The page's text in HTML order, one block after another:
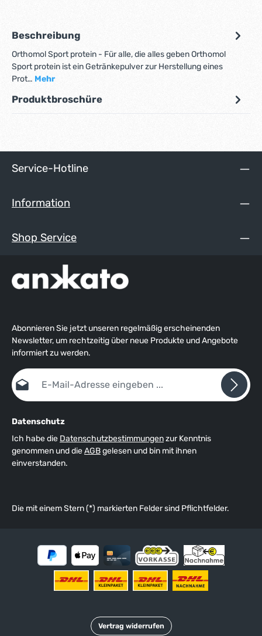
Beschreibung
Orthomol Sport protein - Für alle, die alles geben Orthomol
Sport protein ist ein Getränkepulver zur Herstellung eines
Prot… Mehr
Produktbroschüre
Service-Hotline
Information
Shop Service
Abonnieren Sie jetzt unseren regelmäßig erscheinenden
Newsletter, um rechtzeitig über neue Produkte und Angebote
informiert zu werden.
E-Mail-Adresse*
Datenschutz
Ich habe die Datenschutzbestimmungenzur Kenntnis
genommen und dieAGBgelesen und bin mit ihnen
einverstanden.
Die mit einem Stern (*) markierten Felder sind Pflichtfelder.
Vertrag widerrufen